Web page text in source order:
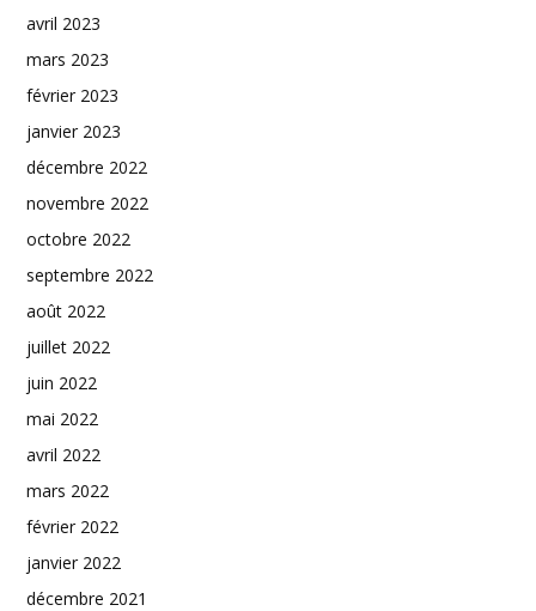
avril 2023
mars 2023
février 2023
janvier 2023
décembre 2022
novembre 2022
octobre 2022
septembre 2022
août 2022
juillet 2022
juin 2022
mai 2022
avril 2022
mars 2022
février 2022
janvier 2022
décembre 2021